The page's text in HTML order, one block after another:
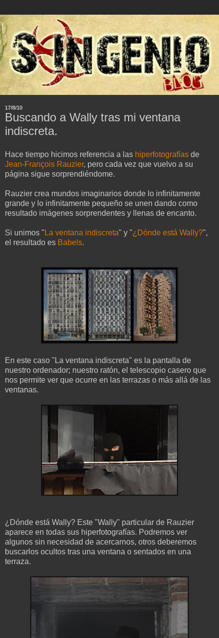
17/8/10
Buscando a Wally tras mi ventana
indiscreta.
Hace tiempo hicimos referencia a las hiperfotografías de
Jean-François Rauzier, pero cada vez que vuelvo a su
página sigue sorprendiéndome.
Rauzier crea mundos imaginarios donde lo infinitamente
grande y lo infinitamente pequeño se unen dando como
resultado imágenes sorprendentes y llenas de encanto.
Si unimos " La ventana indiscreta" y "¿Dónde está Wally?",
el resultado es Babels.
En este caso "La ventana indiscreta" es la pantalla de
nuestro ordenador; nuestro ratón, el telescopio casero que
nos permite ver que ocurre en las terrazas o más allá de las
ventanas.
¿Dónde está Wally? Este "Wally" particular de Rauzier
aparece en todas sus hiperfotografías. Podremos ver
algunos sin necesidad de acercarnos, otros deberemos
buscarlos ocultos tras una ventana o sentados en una
terraza.